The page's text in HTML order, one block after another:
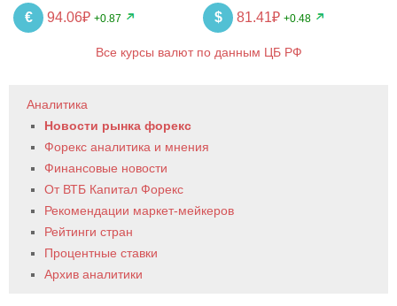
€ 94.06₽ +0.87 $ 81.41₽ +0.48
Все курсы валют по данным ЦБ РФ
Аналитика
Новости рынка форекс
Форекс аналитика и мнения
Финансовые новости
От ВТБ Капитал Форекс
Рекомендации маркет-мейкеров
Рейтинги стран
Процентные ставки
Архив аналитики